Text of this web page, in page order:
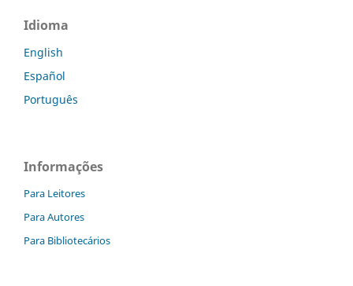
Idioma
English
Español
Português
Informações
Para Leitores
Para Autores
Para Bibliotecários